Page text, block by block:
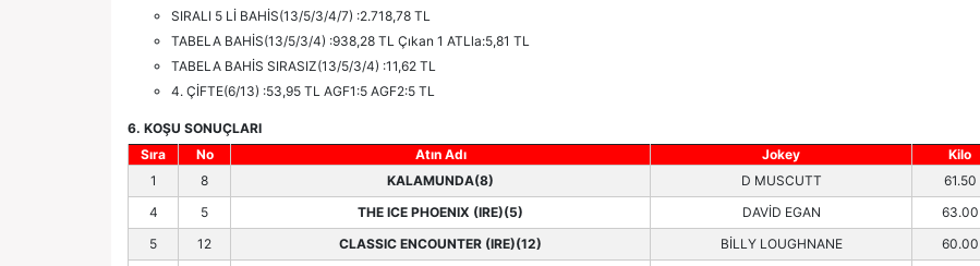
SIRALI 5 Lİ BAHİS(13/5/3/4/7) :2.718,78 TL
TABELA BAHİS(13/5/3/4) :938,28 TL Çıkan 1 ATLla:5,81 TL
TABELA BAHİS SIRASIZ(13/5/3/4) :11,62 TL
4. ÇİFTE(6/13) :53,95 TL AGF1:5 AGF2:5 TL
6. KOŞU SONUÇLARI
Sıra
No Atın Adı Jokey Kilo
1
8 KALAMUNDA(8) D MUSCUTT 61.50
4
5 THE ICE PHOENIX (IRE)(5) DAVİD EGAN 63.00
5
12 CLASSIC ENCOUNTER (IRE)(12) BİLLY LOUGHNANE 60.00